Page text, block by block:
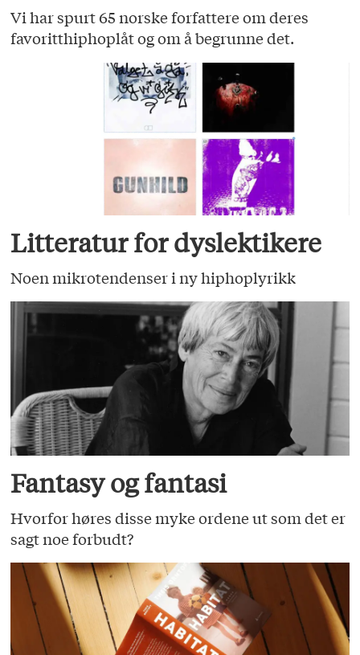
Vi har spurt 65 norske forfattere om deres
favoritthiphoplåt og om å begrunne det.
Litteratur for dyslektikere
Noen mikrotendenser i ny hiphoplyrikk
Fantasy og fantasi
Hvorfor høres disse myke ordene ut som det er
sagt noe forbudt?